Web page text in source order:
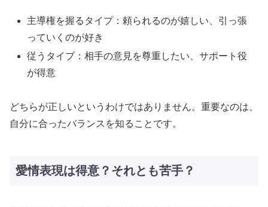
主導権を握るタイプ：頼られるのが嬉しい、引っ張
っていくのが好き
従うタイプ：相手の意見を尊重したい、サポート役
が得意
どちらが正しいというわけではありません。重要なのは、
自分に合ったバランスを知ることです。
愛情表現は得意？それとも苦手？